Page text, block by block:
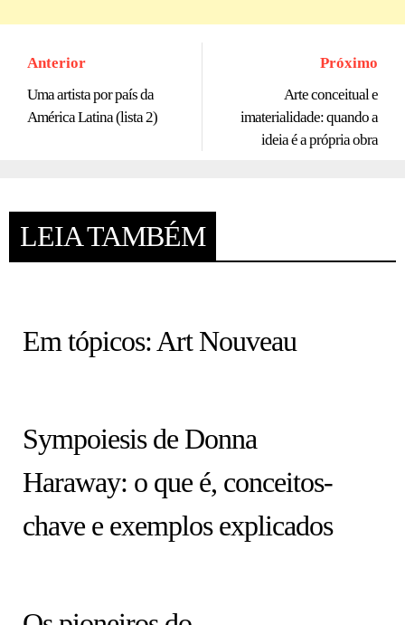
Anterior
Uma artista por país da
América Latina (lista 2)
Próximo
Arte conceitual e
imaterialidade: quando a
ideia é a própria obra
LEIA TAMBÉM
Em tópicos: Art Nouveau
Sympoiesis de Donna
Haraway: o que é, conceitos-
chave e exemplos explicados